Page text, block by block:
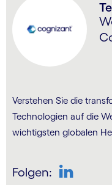
Verstehen Sie die
Tech­no­logien auf die
wichtigsten globalen
Folgen: